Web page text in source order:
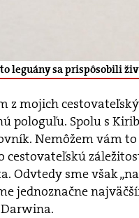
leguány sa prispôsobili
z mojich
pologuľu. Spolu s
Nemôžem vám
cestovateľskú
Odvtedy sme však
jednoznačne